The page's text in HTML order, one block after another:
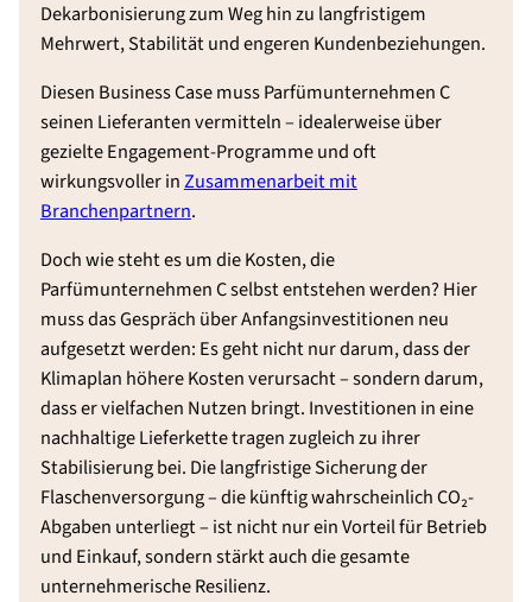
Dekarbonisierung zum Weg hin zu langfristigem
Mehrwert, Stabilität und engeren Kundenbeziehungen.
Diesen Business Case muss Parfümunternehmen C
seinen Lieferanten vermitteln – idealerweise über
gezielte Engagement-Programme und oft
wirkungsvoller inZusammenarbeit mit
Branchenpartnern.
Doch wie steht es um die Kosten, die
Parfümunternehmen C selbst entstehen werden? Hier
muss das Gespräch über Anfangsinvestitionen neu
aufgesetzt werden: Es geht nicht nur darum, dass der
Klimaplan höhere Kosten verursacht – sondern darum,
dass er vielfachen Nutzen bringt. Investitionen in eine
nachhaltige Lieferkette tragen zugleich zu ihrer
Stabilisierung bei. Die langfristige Sicherung der
Flaschenversorgung – die künftig wahrscheinlich CO₂-
Abgaben unterliegt – ist nicht nur ein Vorteil für Betrieb
und Einkauf, sondern stärkt auch die gesamte
unternehmerische Resilienz.